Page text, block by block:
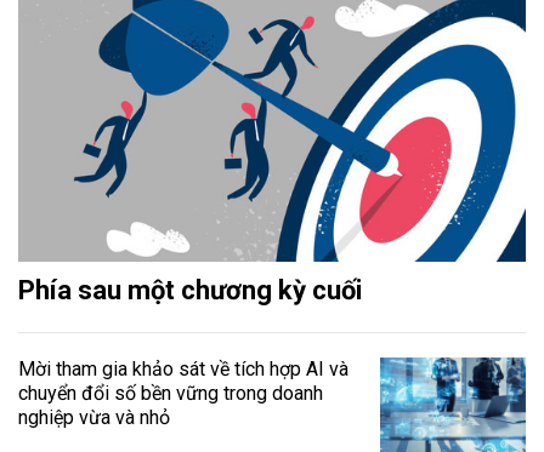
Phía sau một chương kỳ cuối
Mời tham gia khảo sát về tích hợp AI và
chuyển đổi số bền vững trong doanh
nghiệp vừa và nhỏ